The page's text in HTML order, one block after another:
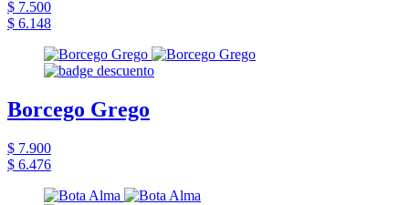
$ 7.500
$ 6.148
Borcego Grego
$ 7.900
$ 6.476